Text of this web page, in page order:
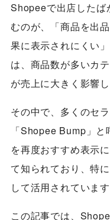
Shopeeで出店したば
むのが、「商品を出
果に表示されにくい
は、商品数が多いカ
が売上に大きく影響し
その中で、多くのセ
「Shopee Bump」
を再度おすすめ表示
て知られており、特
して活用されています
この記事では、